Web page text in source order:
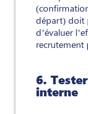
départ) doit
d’évaluer
6.
interne